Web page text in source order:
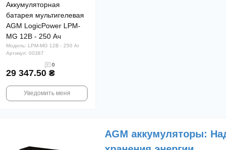
Аккумуляторная
батарея мультигелевая
AGM LogicPower LPM-
MG 12В - 250 Ач
Модель: LPM-MG 12В - 250 Аг
Артикул: 00387
0
29 347.50 ₴
Уведомить меня
AGM аккумуляторы: